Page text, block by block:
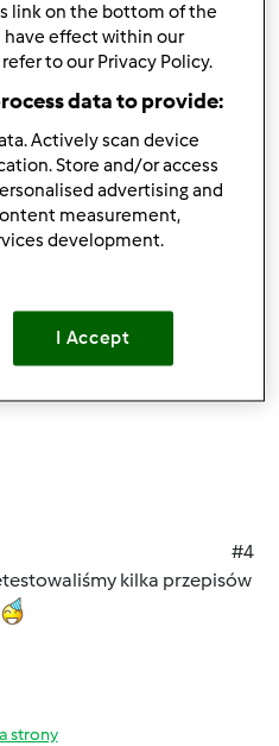
strony
zarejestruj się
#4
kilka przepisów
strony
link on the bottom of the
have effect within our
to our Privacy Policy.
data to provide:
Actively scan device
Store and/or access
advertising and
measurement,
development.
I Accept